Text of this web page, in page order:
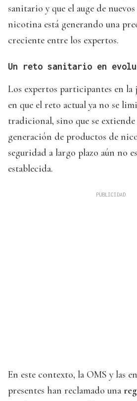
sanitario y que el auge de
nicotina está generando una
creciente entre los expertos.
Un reto sanitario en
Los expertos participantes en
en que el reto actual ya no se
tradicional, sino que se extiende
generación de productos de
seguridad a largo plazo aún no
establecida.
En este contexto, la OMS y las
presentes han reclamado una